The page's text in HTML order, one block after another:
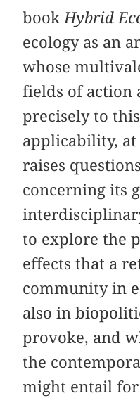
bookHybrid
ecology as an
whose
fields of action
precisely to
applicability, at
raises
concerning its
to explore the
effects that a
community in
also in
provoke, and
the
might entail